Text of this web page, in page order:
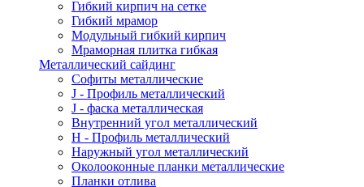
Гибкий кирпич на сетке
Гибкий мрамор
Модульный гибкий кирпич
Мраморная плитка гибкая
Металлический сайдинг
Cофиты металлические
J - Профиль металлический
J - фаска металлическая
Внутренний угол металлический
Н - Профиль металлический
Наружный угол металлический
Околооконные планки металлические
Планки отлива